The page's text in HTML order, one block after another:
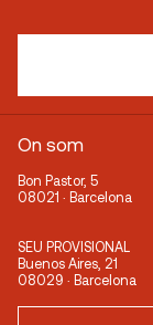
On som
Bon Pastor, 5
08021 · Barcelona
SEU PROVISIONAL
Buenos Aires, 21
08029 · Barcelona